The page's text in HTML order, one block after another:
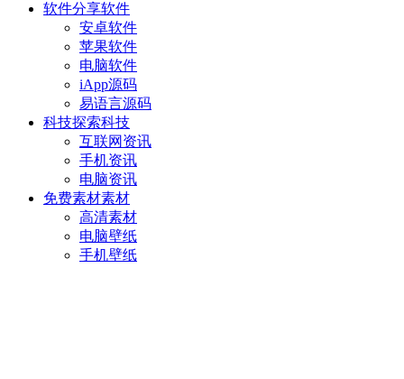
软件分享软件
安卓软件
苹果软件
电脑软件
iApp源码
易语言源码
科技探索科技
互联网资讯
手机资讯
电脑资讯
免费素材素材
高清素材
电脑壁纸
手机壁纸